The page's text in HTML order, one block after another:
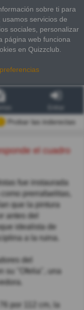
sobre ti para
servicios de
sociales, personalizar
página web funciona
en Quizzclub.
Probar las inderectas
fue instaurada
prerrafaelitas,
que la pintura
antes del
idealista de
a la ruina.
del
su "Ofelia", una
por 112 cm, la